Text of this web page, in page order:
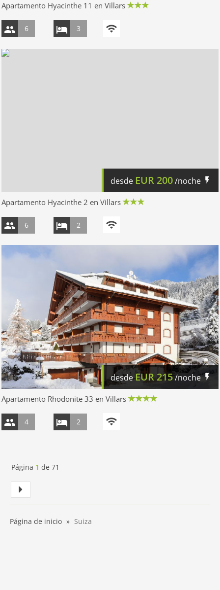
Apartamento Hyacinthe 11 en Villars
6 3
desde EUR 200/noche
Apartamento Hyacinthe 2 en Villars
6 2
desdeEUR 215/noche
Apartamento Rhodonite 33 en Villars
4 2
Página 1 de 71
Página de inicio Suiza